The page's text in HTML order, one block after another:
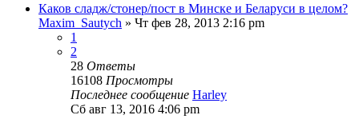
Каков сладж/стонер/пост в Минске и Беларуси в целом?
Maxim_Sautych » Чт фев 28, 2013 2:16 pm
1
2
28 Ответы
16108 Просмотры
Последнее сообщение Harley
Сб авг 13, 2016 4:06 pm